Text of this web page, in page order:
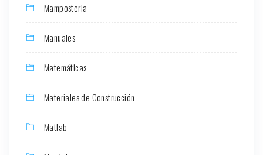
Mamposteria
Manuales
Matemáticas
Materiales de Construcción
Matlab